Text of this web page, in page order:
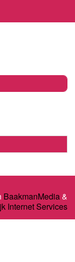
BaakmanMedia&
Internet Services